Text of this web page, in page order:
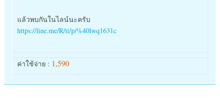
แล้วพบกันในไลน์นะครับ
https://line.me/R/ti/p/%40lwq1631c
ค่าใช้จ่าย : 1,590